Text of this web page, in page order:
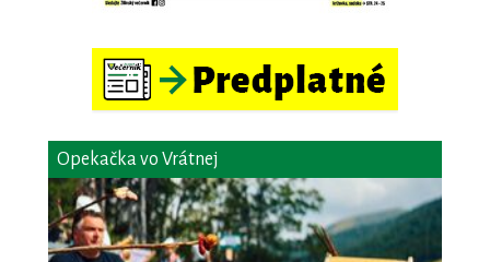
Opekačka vo Vrátnej